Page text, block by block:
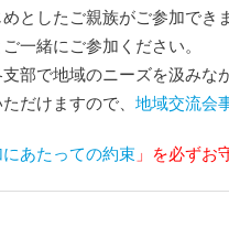
としたご親族がご参加で
一緒にご参加ください。
部で地域のニーズを汲みな
だけますので、 地域交流会
あたっての約束 」を必ずお